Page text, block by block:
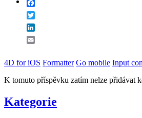
4D for iOS Formatter Go mobile Input
K tomuto příspěvku zatím nelze přidávat
Kategorie